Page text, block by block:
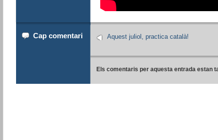
Cap comentari Aquest juliol, practica català!
Els comentaris per aquesta entrada estan